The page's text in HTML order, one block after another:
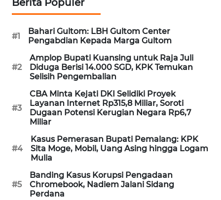
Berita Populer
#1
Bahari Gultom: LBH Gultom Center
Pengabdian Kepada Marga Gultom
#2
Amplop Bupati Kuansing untuk Raja Juli
Diduga Berisi 14.000 SGD, KPK Temukan
Selisih Pengembalian
#3
CBA Minta Kejati DKI Selidiki Proyek
Layanan Internet Rp315,8 Miliar, Soroti
Dugaan Potensi Kerugian Negara Rp6,7
Miliar
#4
Kasus Pemerasan Bupati Pemalang: KPK
Sita Moge, Mobil, Uang Asing hingga Logam
Mulia
#5
Banding Kasus Korupsi Pengadaan
Chromebook, Nadiem Jalani Sidang
Perdana
KONSUMEN
MASYARAKAT
KELISTRIKAN
ID
MAWAKA
MARTABAT
PLN